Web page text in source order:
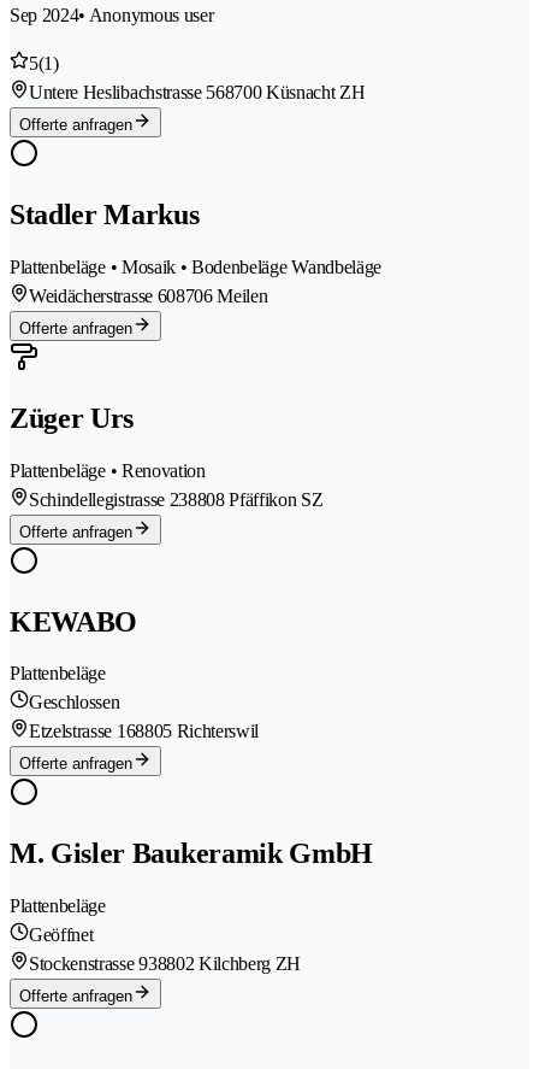
Sep 2024• Anonymous user
5(1)
Untere Heslibachstrasse 568700 Küsnacht ZH
Offerte anfragen
Stadler Markus
Plattenbeläge • Mosaik • Bodenbeläge Wandbeläge
Weidächerstrasse 608706 Meilen
Offerte anfragen
Züger Urs
Plattenbeläge • Renovation
Schindellegistrasse 238808 Pfäffikon SZ
Offerte anfragen
KEWABO
Plattenbeläge
Geschlossen
Etzelstrasse 168805 Richterswil
Offerte anfragen
M. Gisler Baukeramik GmbH
Plattenbeläge
Geöffnet
Stockenstrasse 938802 Kilchberg ZH
Offerte anfragen